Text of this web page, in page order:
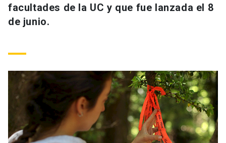
Personal
Padres y familia
Vecinos launch
Correo UC
Medios Biblioteca launch
Donaciones
facultades de la UC y que fue lanzada el 8
de junio.